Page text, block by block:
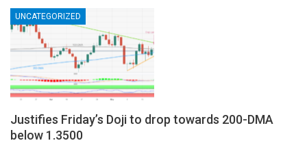
UNCATEGORIZED
Justifies Friday’s Doji to drop towards 200-DMA
below 1.3500